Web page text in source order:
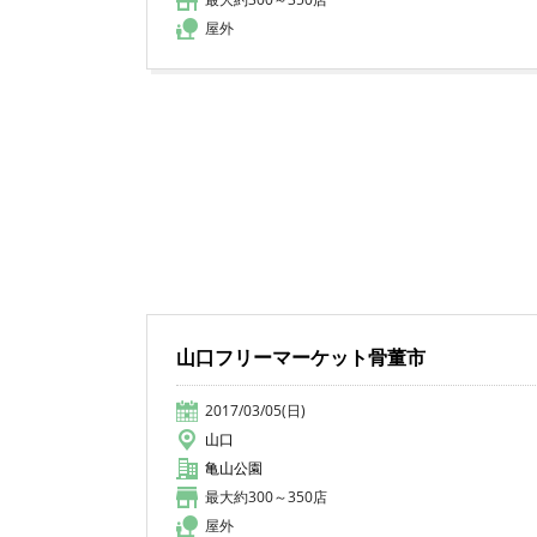
屋外
山口フリーマーケット骨董市
2017/03/05(日)
山口
亀山公園
最大約300～350店
屋外